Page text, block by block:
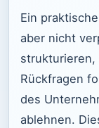
Ein
aber nicht
strukturieren,
Rückfragen
des
ablehnen.